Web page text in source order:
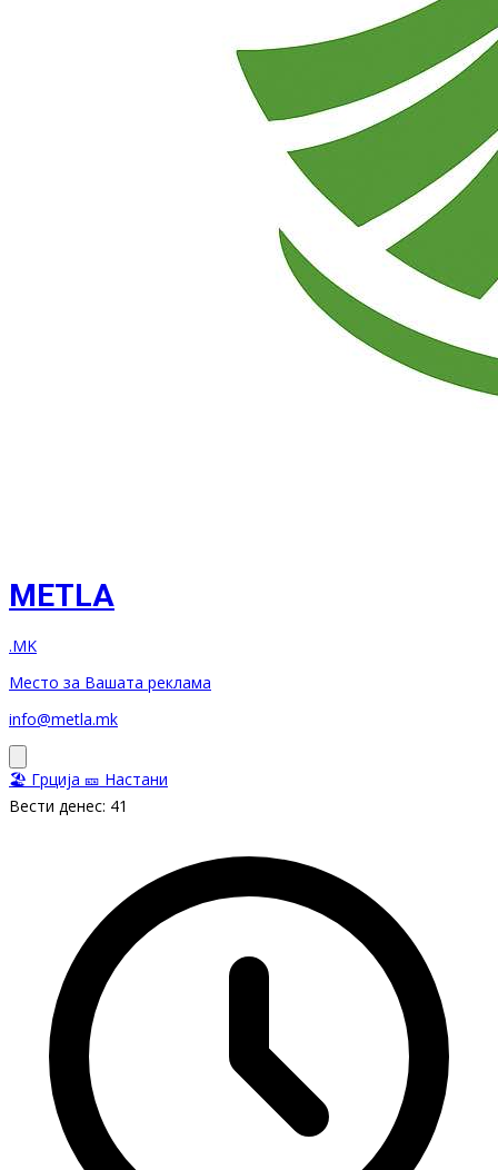
METLA
.MK
Место за Вашата реклама
info@metla.mk
🏖️ Грција 🎫 Настани
Вести денес: 41